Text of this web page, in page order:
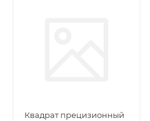
Квадрат прецизионный